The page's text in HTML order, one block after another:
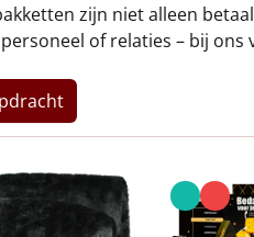
zijn niet alleen
of relaties – bij